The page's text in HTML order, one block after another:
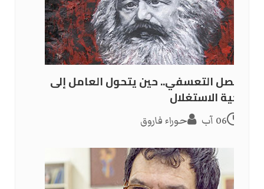
الفصل التعسفي.. حين يتحول العامل إلى
ضحية الاستغلال
06 آب حوراء فاروق